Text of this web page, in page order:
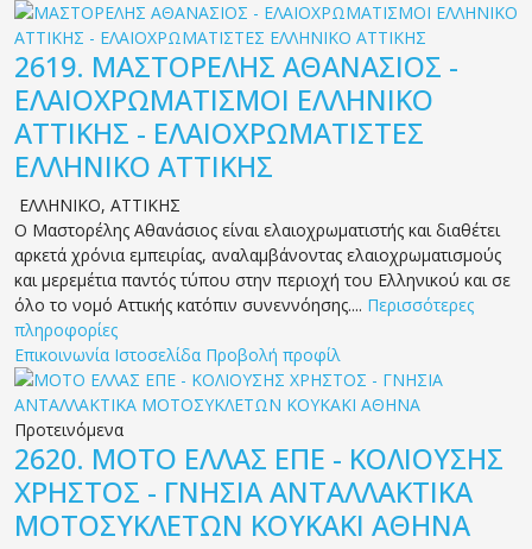
2619. ΜΑΣΤΟΡΕΛΗΣ ΑΘΑΝΑΣΙΟΣ -
ΕΛΑΙΟΧΡΩΜΑΤΙΣΜΟΙ ΕΛΛΗΝΙΚΟ
ΑΤΤΙΚΗΣ - ΕΛΑΙΟΧΡΩΜΑΤΙΣΤΕΣ
ΕΛΛΗΝΙΚΟ ΑΤΤΙΚΗΣ
ΕΛΛΗΝΙΚΟ, ΑΤΤΙΚΗΣ
Ο Μαστορέλης Αθανάσιος είναι ελαιοχρωματιστής και διαθέτει
αρκετά χρόνια εμπειρίας, αναλαμβάνοντας ελαιοχρωματισμούς
και μερεμέτια παντός τύπου στην περιοχή του Ελληνικού και σε
όλο το νομό Αττικής κατόπιν συνεννόησης.... Περισσότερες
πληροφορίες
Επικοινωνία Ιστοσελίδα Προβολή προφίλ
Προτεινόμενα
2620. ΜΟΤΟ ΕΛΛΑΣ ΕΠΕ - ΚΟΛΙΟΥΣΗΣ
ΧΡΗΣΤΟΣ - ΓΝΗΣΙΑ ΑΝΤΑΛΛΑΚΤΙΚΑ
ΜΟΤΟΣΥΚΛΕΤΩΝ ΚΟΥΚΑΚΙ ΑΘΗΝΑ